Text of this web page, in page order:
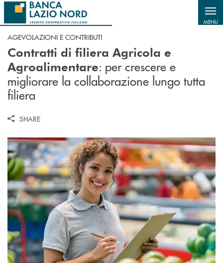
Salta al contenuto principale
MENU
AGEVOLAZIONI E CONTRIBUTI
Contratti di filiera Agricola e
Agroalimentare: per crescere e
migliorare la collaborazione lungo tutta
filiera
SHARE